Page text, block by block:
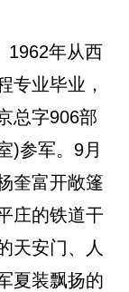
1962年从西
专业毕业，
总字906部
)参军。9月
奎富开敞篷
庄的铁道干
天安门、人
夏装飘扬的